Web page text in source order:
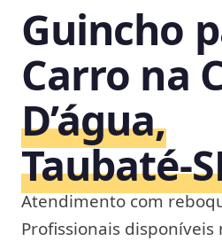
Guincho
Carro na
D’água,
Atendimento com
Profissionais disponíveis